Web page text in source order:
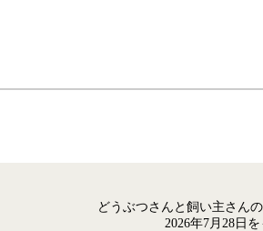
どうぶつさんと飼い主さん
2026年7月28日